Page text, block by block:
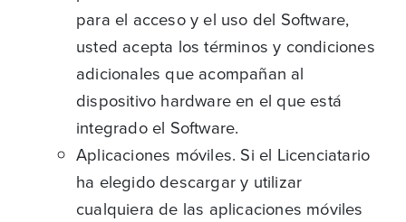
para el acceso y el uso del Software,
usted acepta los términos y condiciones
adicionales que acompañan al
dispositivo hardware en el que está
integrado el Software.
Aplicaciones móviles. Si el Licenciatario
ha elegido descargar y utilizar
cualquiera de las aplicaciones móviles